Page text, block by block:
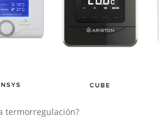
termorregulación?